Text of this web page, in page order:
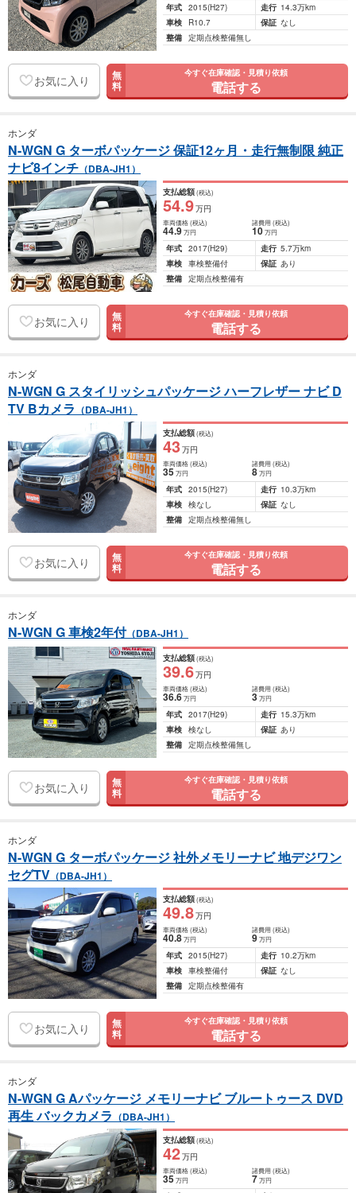
年式 2015(H27) 走行 14.3万km
車検
R10.7 保証 なし
整備 定期点検整備無し
お気に入り 無
料
今すぐ在庫確認・見積り依頼
電話する
ホンダ
N-WGN G ターボパッケージ 保証12ヶ月・走行無制限 純正
ナビ8インチ （DBA-JH1）
支払総額(税込)
54.9万円
車両価格(税込)
44.9万円
諸費用 (税込)
10 万円
年式 2017(H29) 走行 5.7万km
車検 車検整備付 保証 あり
整備 定期点検整備有
お気に入り 無
料
今すぐ在庫確認・見積り依頼
電話する
ホンダ
N-WGN G スタイリッシュパッケージ ハーフレザー ナビ D
TV Bカメラ （DBA-JH1）
支払総額(税込)
43万円
車両価格(税込)
35万円
諸費用 (税込)
8 万円
年式 2015(H27) 走行 10.3万km
車検 検なし 保証 なし
整備 定期点検整備無し
お気に入り 無
料
今すぐ在庫確認・見積り依頼
電話する
ホンダ
N-WGN G 車検2年付（DBA-JH1）
支払総額(税込)
39.6万円
車両価格(税込)
36.6万円
諸費用 (税込)
3 万円
年式 2017(H29) 走行 15.3万km
車検 検なし 保証 あり
整備 定期点検整備無し
お気に入り 無
料
今すぐ在庫確認・見積り依頼
電話する
ホンダ
N-WGN G ターボパッケージ 社外メモリーナビ 地デジワン
セグTV （DBA-JH1）
支払総額(税込)
49.8万円
車両価格(税込)
40.8万円
諸費用 (税込)
9 万円
年式 2015(H27) 走行 10.2万km
車検 車検整備付 保証 なし
整備 定期点検整備有
お気に入り 無
料
今すぐ在庫確認・見積り依頼
電話する
ホンダ
N-WGN G Aパッケージ メモリーナビ ブルートゥース DVD
再生 バックカメラ （DBA-JH1）
支払総額(税込)
42万円
車両価格(税込)
35万円
諸費用 (税込)
7 万円